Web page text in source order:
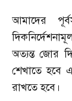
আমাদের
অত্যন্ত জোর
শেখাতে হবে
রাখতে হবে।